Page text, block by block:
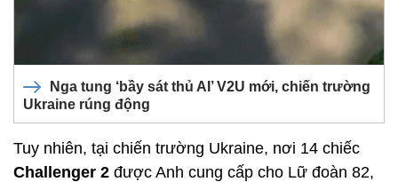
Nga tung ‘bầy sát thủ AI’ V2U mới, chiến trường
Ukraine rúng động
Tuy nhiên, tại chiến trường Ukraine, nơi 14 chiếc
Challenger 2 được Anh cung cấp cho Lữ đoàn 82,